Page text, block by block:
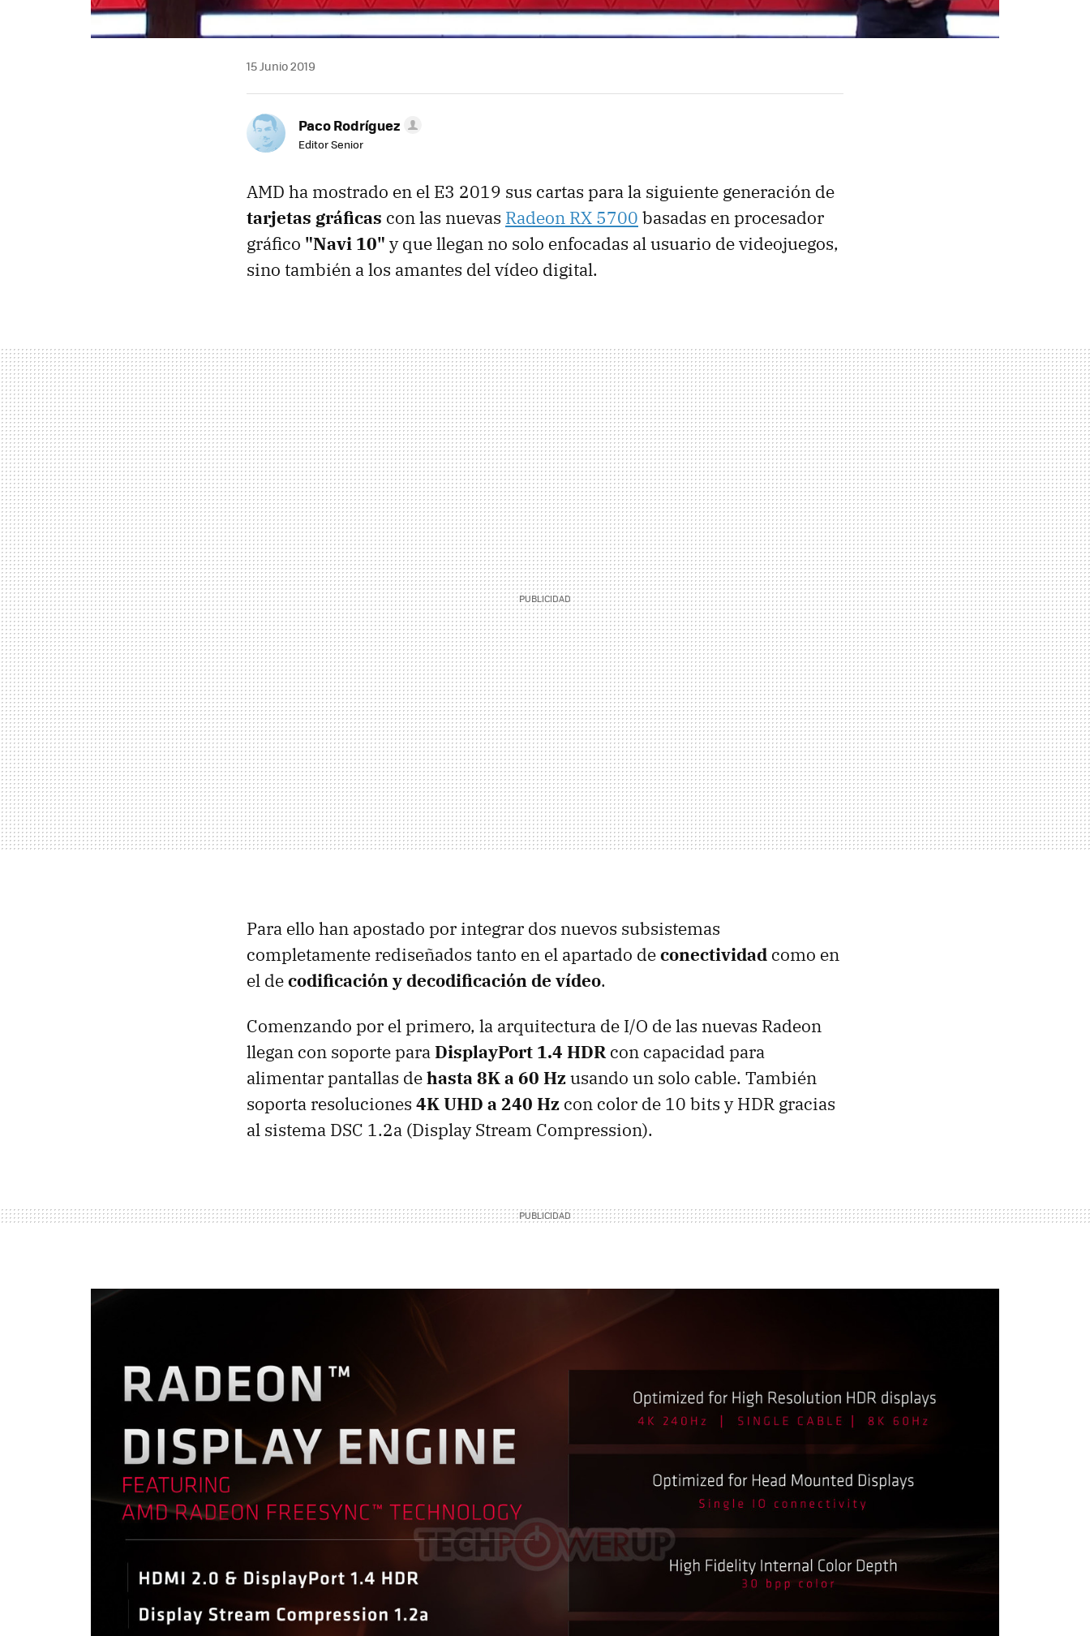
15 Junio 2019
Paco Rodríguez
Editor Senior
AMD ha mostrado en el E3 2019 sus cartas para la siguiente generación de
tarjetas gráficas con las nuevas Radeon RX 5700 basadas en procesador
gráfico "Navi 10" y que llegan no solo enfocadas al usuario de videojuegos,
sino también a los amantes del vídeo digital.
Para ello han apostado por integrar dos nuevos subsistemas
completamente rediseñados tanto en el apartado deconectividad como en
el decodificación y decodificación de vídeo.
Comenzando por el primero, la arquitectura de I/O de las nuevas Radeon
llegan con soporte paraDisplayPort 1.4 HDRcon capacidad para
alimentar pantallas dehasta 8K a 60 Hzusando un solo cable. También
soporta resoluciones 4K UHD a 240 Hz con color de 10 bits y HDR gracias
al sistema DSC 1.2a (Display Stream Compression).